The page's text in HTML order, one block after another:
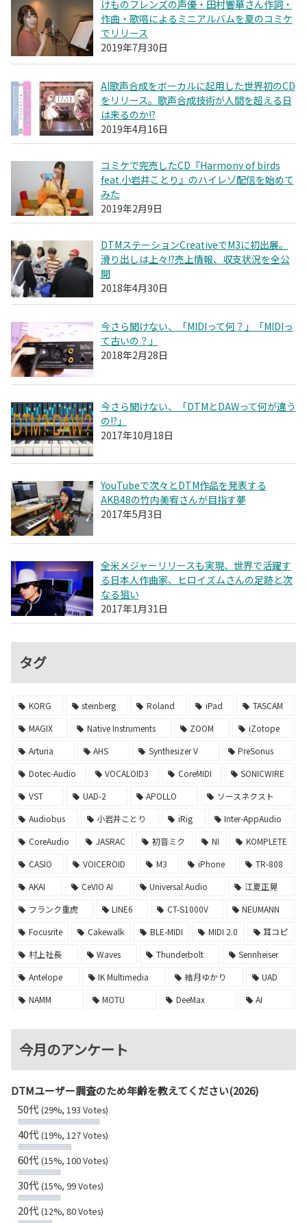
けものフレンズの声優・田村響華さん作詞・
作曲・歌唱によるミニアルバムを夏のコミケ
でリリース
2019年7月30日
AI歌声合成をボーカルに起用した世界初のCD
をリリース。歌声合成技術が人間を超える日
は来るのか!?
2019年4月16日
コミケで完売したCD『Harmony of birds
feat.小岩井ことり』のハイレゾ配信を始めて
みた
2019年2月9日
DTMステーションCreativeでM3に初出展。
滑り出しは上々!?売上情報、収支状況を全公
開
2018年4月30日
今さら聞けない、「MIDIって何？」「MIDIっ
て古いの？」
2018年2月28日
今さら聞けない、「DTMとDAWって何が違う
の!?」
2017年10月18日
YouTubeで次々とDTM作品を発表する
AKB48の竹内美宥さんが目指す夢
2017年5月3日
全米メジャーリリースも実現、世界で活躍す
る日本人作曲家、ヒロイズムさんの足跡と次
なる狙い
2017年1月31日
タグ
KORG steinberg Roland iPad
TASCAM
MAGIX
Native Instruments ZOOM
iZotope
Arturia
AHS Synthesizer V
PreSonus
Dotec-Audio
VOCALOID3 CoreMIDI
SONICWIRE
VST
UAD-2 APOLLO
ソースネクスト
Audiobus
小岩井ことり iRig
Inter-AppAudio
CoreAudio
JASRAC 初音ミク NI
KOMPLETE
CASIO
VOICEROID M3 iPhone
TR-808
AKAI
CeVIO AI Universal Audio
江夏正晃
フランク重虎
LINE6 CT-S1000V
NEUMANN
Focusrite
Cakewalk BLE-MIDI MIDI 2.0
耳コピ
村上社長
Waves Thunderbolt
Sennheiser
Antelope
IK Multimedia 結月ゆかり
UAD
NAMM
MOTU DeeMax AI
今月のアンケート
DTMユーザー調査のため年齢を教えてください(2026)
50代(29%, 193 Votes)
40代(19%, 127 Votes)
60代(15%, 100 Votes)
30代(15%, 99 Votes)
20代(12%, 80 Votes)